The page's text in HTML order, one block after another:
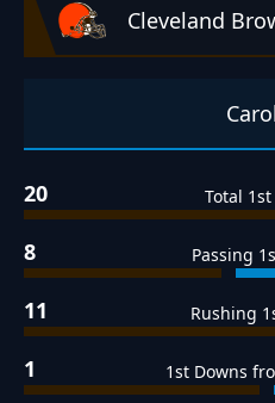
Cleveland
20 Total
8 Passing
11 Rushing
1 1st Downs